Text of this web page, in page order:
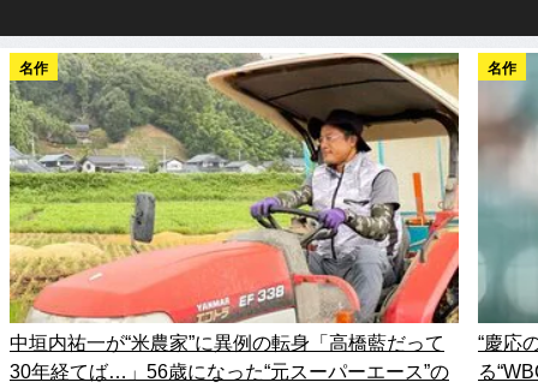
名作
中垣内祐一が“米農家”に異例の転身「高橋藍だって
30年経てば…」56歳になった“元スーパーエース”の
名作
“慶応
る